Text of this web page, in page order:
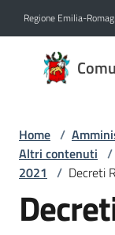
Regione Emilia-
Comune
di
d'Argile
Amministrazione
Menu selezionato
Home /
Altri contenuti /
2021 / Decreti